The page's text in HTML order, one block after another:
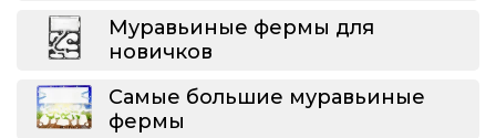
Муравьиные фермы для
новичков
Самые большие муравьиные
фермы